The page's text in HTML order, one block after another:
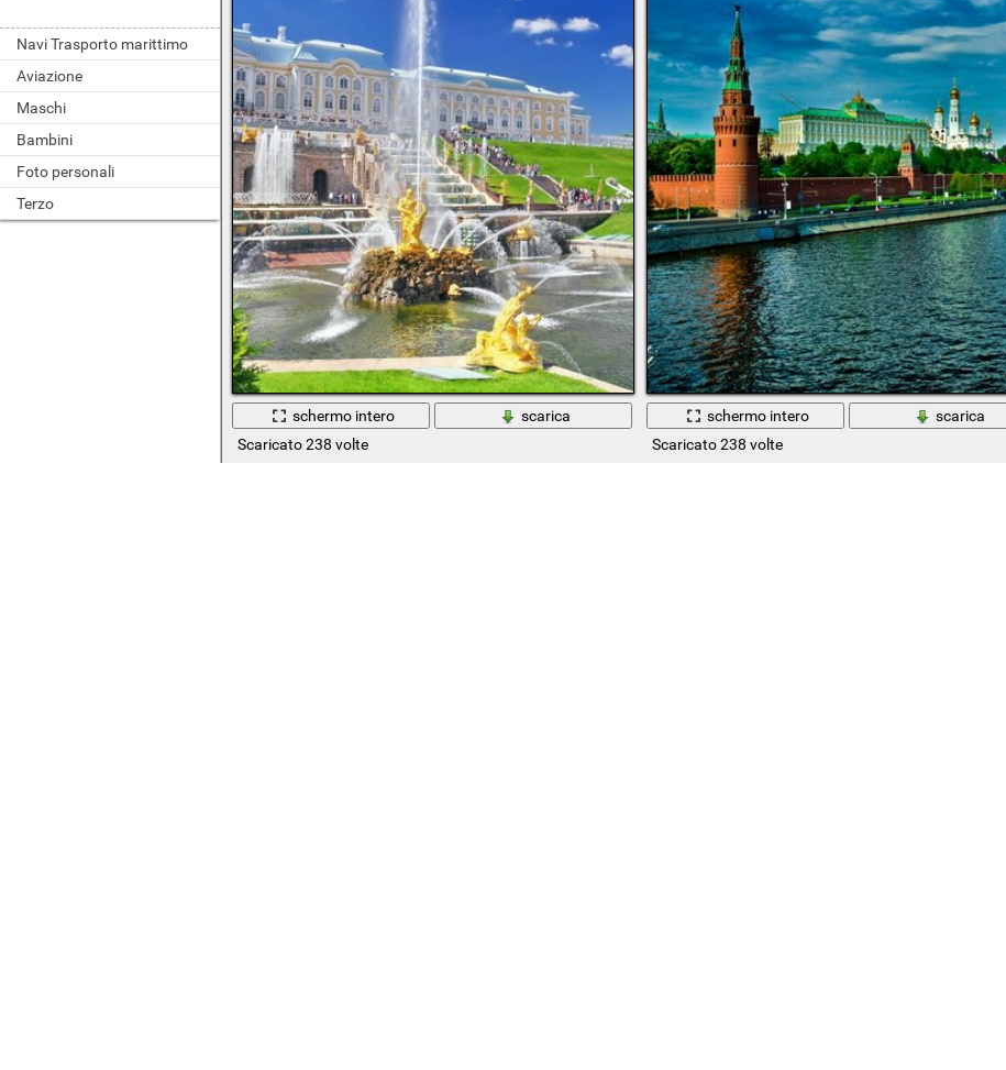
Navi Trasporto marittimo
Aviazione
Maschi
Bambini
Foto personali
Terzo
schermo intero
scarica
Scaricato 238 volte
schermo intero
scarica
Scaricato 238 volte